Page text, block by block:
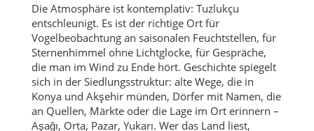
Die Atmosphäre ist kontemplativ: Tuzlukçu
entschleunigt. Es ist der richtige Ort für
Vogelbeobachtung an saisonalen Feuchtstellen, für
Sternenhimmel ohne Lichtglocke, für Gespräche,
die man im Wind zu Ende hört. Geschichte spiegelt
sich in der Siedlungsstruktur: alte Wege, die in
Konya und Akşehir münden, Dörfer mit Namen, die
an Quellen, Märkte oder die Lage im Ort erinnern –
Aşağı, Orta, Pazar, Yukarı. Wer das Land liest,